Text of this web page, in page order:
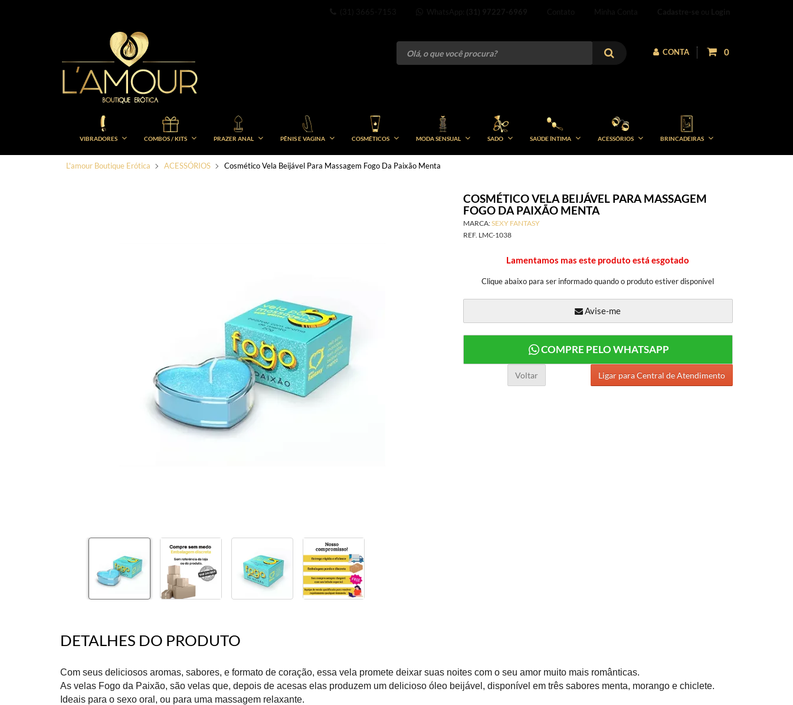
CONTA 0
VIBRADORES COMBOS / KITS PRAZER ANAL PÊNIS E VAGINA COSMÉTICOS MODA SENSUAL SADO SAÚDE ÍNTIMA ACESSÓRIOS BRINCADEIRAS
L'amour Boutique Erótica ACESSÓRIOS Cosmético Vela Beijável Para Massagem Fogo Da Paixão Menta
COSMÉTICO VELA BEIJÁVEL PARA MASSAGEM
FOGO DA PAIXÃO MENTA
MARCA:SEXY FANTASY
REF. LMC-1038
Lamentamos mas este produto está esgotado
Clique abaixo para ser informado quando o produto estiver disponível
Avise-me
COMPRE PELO WHATSAPP
Voltar Ligar para Central de Atendimento
DETALHES DO PRODUTO
Com seus deliciosos aromas, sabores, e formato de coração, essa vela promete deixar suas noites com o seu amor muito mais românticas.
As velas Fogo da Paixão, são velas que, depois de acesas elas produzem um delicioso óleo beijável, disponível em três sabores menta, morango e chiclete.
Ideais para o sexo oral, ou para uma massagem relaxante.